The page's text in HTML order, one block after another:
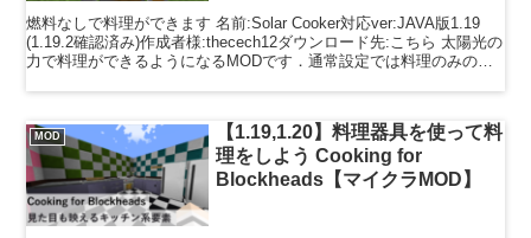
燃料なしで料理ができます 名前:Solar Cooker対応ver:JAVA版1.19
(1.19.2確認済み)作成者様:thecech12ダウンロード先:こちら 太陽光の
力で料理ができるようになるMODです．通常設定では料理のみの対
MOD
【1.19,1.20】料理器具を使って料
理をしよう Cooking for
Blockheads【マイクラMOD】